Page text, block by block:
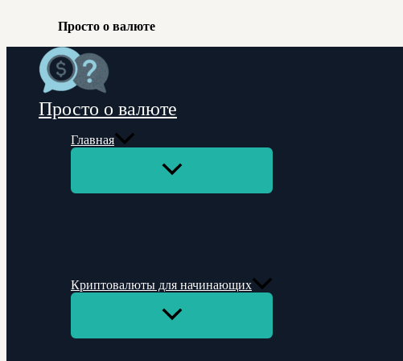
Просто о валюте
Перейти
содержимому
Просто о валюте
Главная
Переключатель
Криптовалюты для начинающих
Переключатель